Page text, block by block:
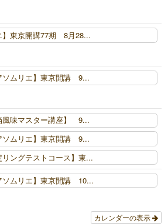
】東京開講77期 8月28...
ソムリエ】東京開講 9...
風味マスター講座】 9...
ソムリエ】東京開講 9...
リングテストコース】東...
ソムリエ】東京開講 10...
カレンダーの表示